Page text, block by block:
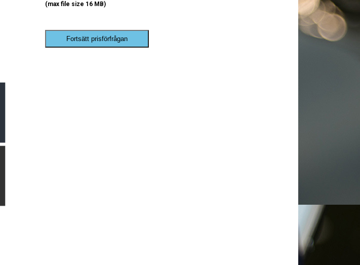
(max file size 16 MB)
Fortsätt prisförfrågan